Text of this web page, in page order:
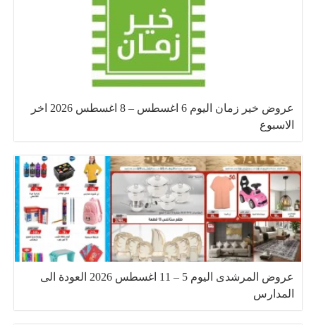
عروض خير زمان اليوم 6 اغسطس – 8 اغسطس 2026 اخر
الاسبوع
عروض المرشدى اليوم 5 – 11 اغسطس 2026 العودة الى
المدارس